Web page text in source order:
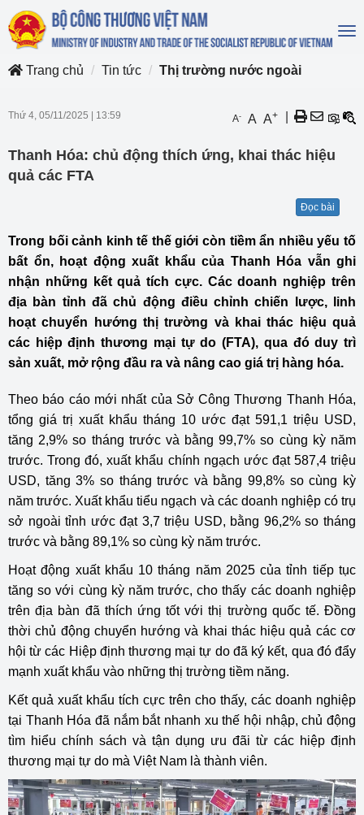
Trang chủ
Tin tức Thị trường nước ngoài
Thứ 4, 05/11/2025 13:59 A- A A+
Thanh Hóa: chủ động thích ứng, khai thác hiệu
quả các FTA
Đọc bài
Trong bối cảnh kinh tế thế giới còn tiềm ẩn nhiều yếu tố
bất ổn, hoạt động xuất khẩu của Thanh Hóa vẫn ghi
nhận những kết quả tích cực. Các doanh nghiệp trên
địa bàn tỉnh đã chủ động điều chỉnh chiến lược, linh
hoạt chuyển hướng thị trường và khai thác hiệu quả
các hiệp định thương mại tự do (FTA), qua đó duy trì
sản xuất, mở rộng đầu ra và nâng cao giá trị hàng hóa.
Theo báo cáo mới nhất của Sở Công Thương Thanh Hóa,
tổng giá trị xuất khẩu tháng 10 ước đạt 591,1 triệu USD,
tăng 2,9% so tháng trước và bằng 99,7% so cùng kỳ năm
trước. Trong đó, xuất khẩu chính ngạch ước đạt 587,4 triệu
USD, tăng 3% so tháng trước và bằng 99,8% so cùng kỳ
năm trước. Xuất khẩu tiểu ngạch và các doanh nghiệp có trụ
sở ngoài tỉnh ước đạt 3,7 triệu USD, bằng 96,2% so tháng
trước và bằng 89,1% so cùng kỳ năm trước.
Hoạt động xuất khẩu 10 tháng năm 2025 của tỉnh tiếp tục
tăng so với cùng kỳ năm trước, cho thấy các doanh nghiệp
trên địa bàn đã thích ứng tốt với thị trường quốc tế. Đồng
thời chủ động chuyển hướng và khai thác hiệu quả các cơ
hội từ các Hiệp định thương mại tự do đã ký kết, qua đó đẩy
mạnh xuất khẩu vào những thị trường tiềm năng.
Kết quả xuất khẩu tích cực trên cho thấy, các doanh nghiệp
tại Thanh Hóa đã nắm bắt nhanh xu thế hội nhập, chủ động
tìm hiểu chính sách và tận dụng ưu đãi từ các hiệp định
thương mại tự do mà Việt Nam là thành viên.